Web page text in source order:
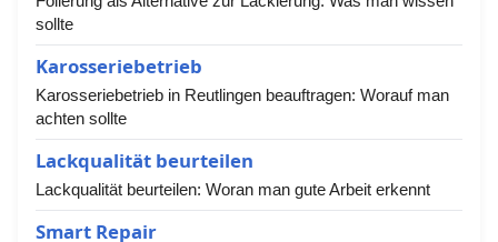
sollte
Karosseriebetrieb
Karosseriebetrieb in Reutlingen beauftragen: Worauf man
achten sollte
Lackqualität beurteilen
Lackqualität beurteilen: Woran man gute Arbeit erkennt
Smart Repair